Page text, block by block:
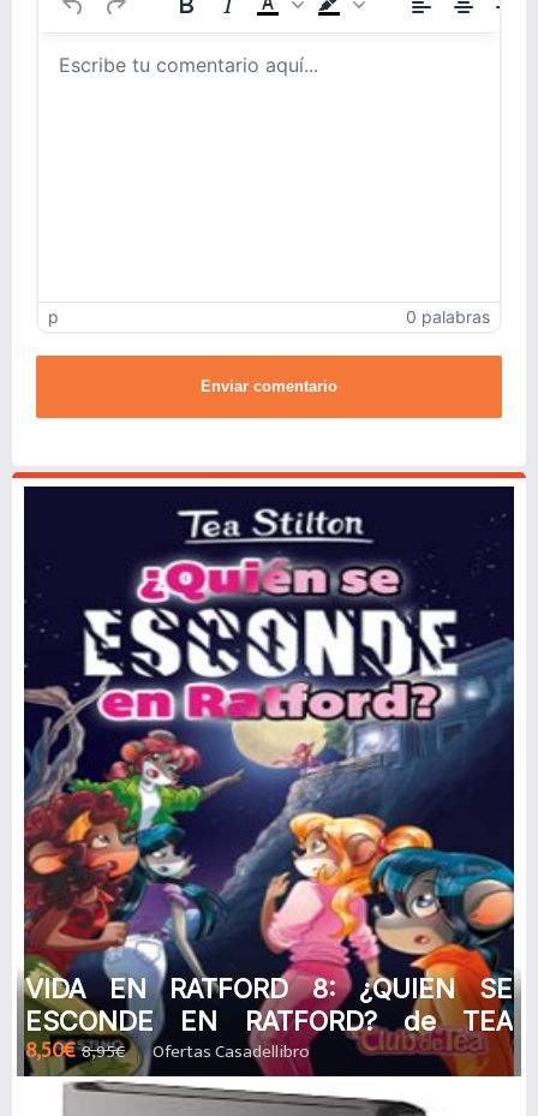
p 0 palabras
Enviar comentario
VIDA EN RATFORD 8: ¿QUIEN SE
ESCONDE EN RATFORD? de TEA
STILTON
8,50€ 8,95€ Ofertas Casadellibro